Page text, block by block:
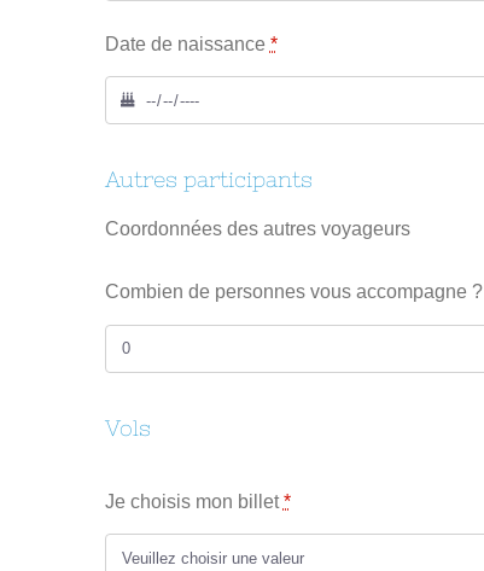
Date de naissance *
Autres participants
Coordonnées des autres voyageurs
Combien de personnes vous accompagne ?
Vols
Je choisis mon billet*